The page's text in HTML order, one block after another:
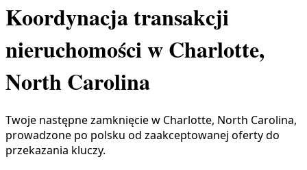
Koordynacja transakcji
nieruchomości w Charlotte,
North Carolina
Twoje następne zamknięcie w Charlotte, North Carolina,
prowadzone po polsku od zaakceptowanej oferty do
przekazania kluczy.